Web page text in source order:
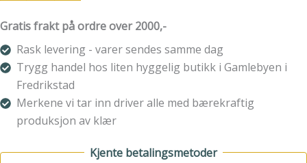
Denim
Deep
Blue
antall
Gratis frakt på ordre over 2000,-
Rask levering - varer sendes samme dag
Trygg handel hos liten hyggelig butikk i Gamlebyen i
Fredrikstad
Merkene vi tar inn driver alle med bærekraftig
produksjon av klær
Kjente betalingsmetoder